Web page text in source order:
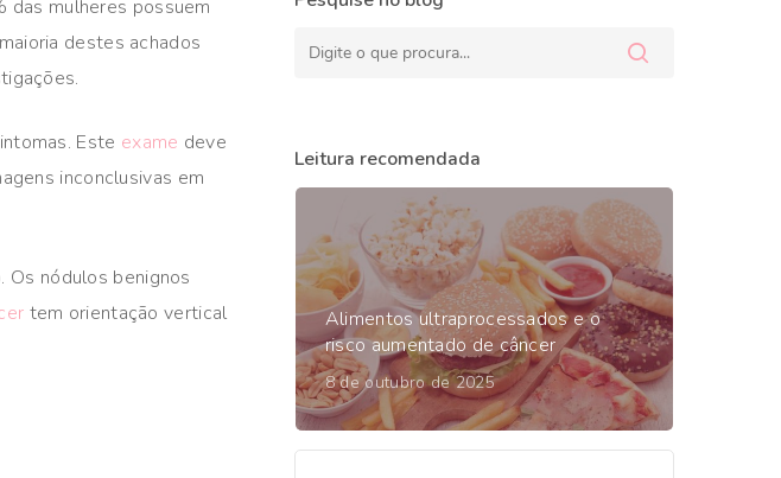
das mulheres possuem
destes achados
Este exame deve
inconclusivas em
Os nódulos benignos
tem orientação vertical
Leitura recomendada
Alimentos ultraprocessados e o
risco aumentado de câncer
8 de outubro de 2025